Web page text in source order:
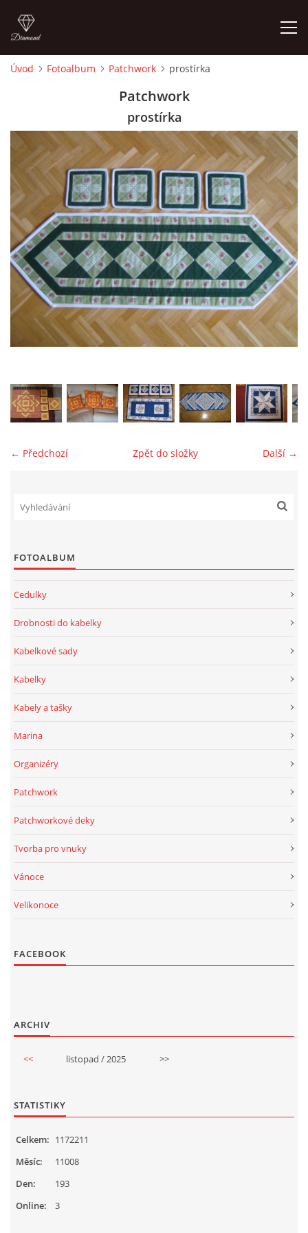
CEDULKY
MOJE POSLEDNÍ PRÁCE
jk-laguna@seznam.cz
Úvod Fotoalbum Patchwork prostírka
Patchwork
prostírka
← Předchozí Další →
Zpět do složky
FOTOALBUM
Cedulky
Drobnosti do kabelky
Kabelkové sady
Kabelky
Kabely a tašky
Marina
Organizéry
Patchwork
Patchworkové deky
Tvorba pro vnuky
Vánoce
Velikonoce
FACEBOOK
ARCHIV
<< listopad / 2025 >>
STATISTIKY
Online: 3
Celkem: 1172211
Měsíc:
11008
Den:
193